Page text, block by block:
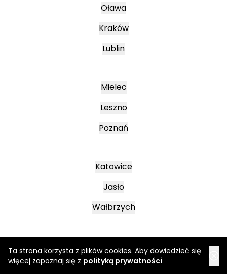
Ta strona korzysta z plików cookies. Aby dowiedzieć się
więcej zapoznaj się z polityką prywatności
Oława
Kraków
Lublin
Mielec
Leszno
Poznań
Katowice
Jasło
Wałbrzych